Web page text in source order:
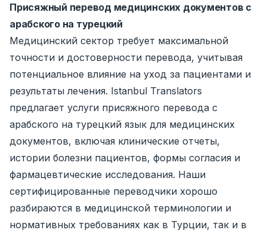
Присяжный перевод медицинских документов с
арабского на турецкий
Медицинский сектор требует максимальной
точности и достоверности перевода, учитывая
потенциальное влияние на уход за пациентами и
результаты лечения. Istanbul Translators
предлагает услуги присяжного перевода с
арабского на турецкий язык для медицинских
документов, включая клинические отчеты,
истории болезни пациентов, формы согласия и
фармацевтические исследования. Наши
сертифицированные переводчики хорошо
разбираются в медицинской терминологии и
нормативных требованиях как в Турции, так и в